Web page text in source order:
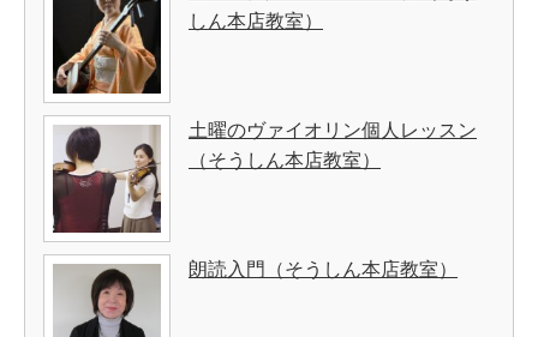
しん本店教室）
土曜のヴァイオリン個人レッスン
（そうしん本店教室）
朗読入門（そうしん本店教室）